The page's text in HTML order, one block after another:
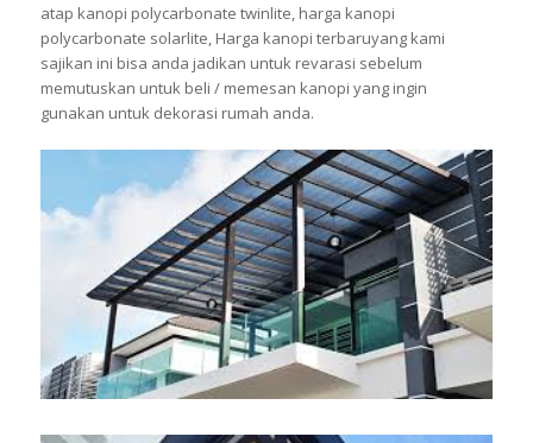
atap kanopi polycarbonate twinlite, harga kanopi
polycarbonate solarlite, Harga kanopi terbaruyang kami
sajikan ini bisa anda jadikan untuk revarasi sebelum
memutuskan untuk beli / memesan kanopi yang ingin
gunakan untuk dekorasi rumah anda.